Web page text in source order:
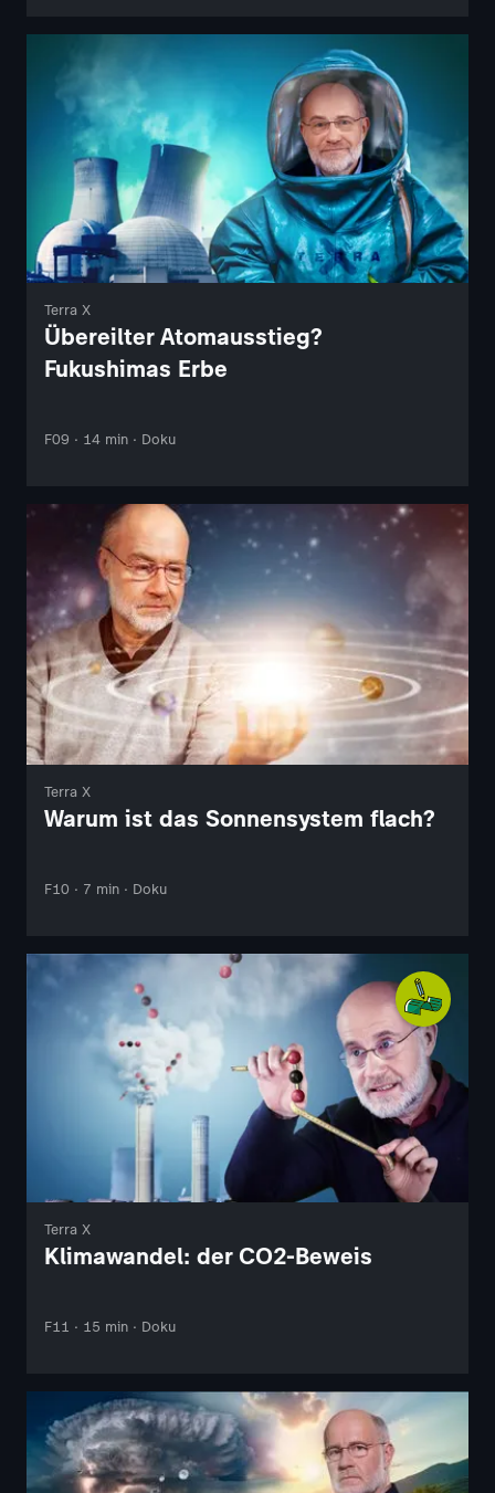
Terra X
Übereilter Atomausstieg?
Fukushimas Erbe
F09 · 14 min · Doku
Terra X
Warum ist das Sonnensystem flach?
F10 · 7 min · Doku
Terra X
Klimawandel: der CO2-Beweis
F11 · 15 min · Doku